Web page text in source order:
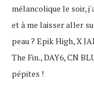
mélancolique le soir,
et à me laisser aller
peau ? Epik High, X
The Fin., DAY6, CN
pépites !